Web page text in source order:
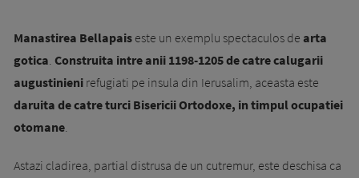
Manastirea Bellapais este un exemplu spectaculos de arta
gotica Construita intre anii 1198-1205 de catre calu­ga­rii
augustinieni refugiati pe insula din Ierusalim, aceasta este
daruita de catre turci Bisericii Ortodoxe, in timpul ocupatiei
otomane
Astazi cladirea, partial distrusa de un cutremur, este deschisa ca